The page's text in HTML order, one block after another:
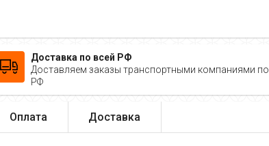
Доставка по всей РФ
Доставляем заказы транспортными компаниями по
РФ
Оплата Доставка